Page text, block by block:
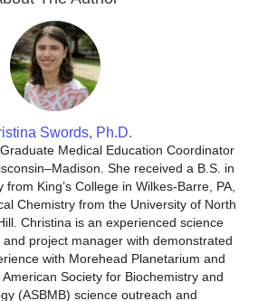
Swords, Ph.D.
Medical Education Coordinator
She received a B.S. in
from King’s College in Wilkes-Barre, PA,
Chemistry from the University of North
Christina is an experienced science
project manager with demonstrated
with Morehead Planetarium and
Society for Biochemistry and
(ASBMB) science outreach and